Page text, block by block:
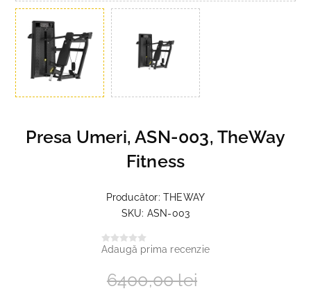
Presa Umeri, ASN-003, TheWay
Fitness
Producător: THEWAY
SKU: ASN-003
Adaugă prima recenzie
6400,00 lei